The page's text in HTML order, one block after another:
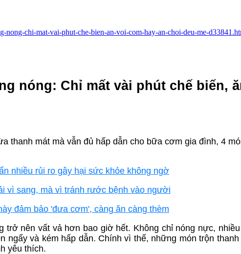
nong-chi-mat-vai-phut-che-bien-an-voi-com-hay-an-choi-deu-me-
nóng: Chỉ mất vài phút chế biến,
thanh mát mà vẫn đủ hấp dẫn cho bữa cơm gia đình, 4
nhiều rủi ro gây hại sức khỏe không ngờ
vì sang, mà vì tránh rước bệnh vào người
đảm bảo 'đưa cơm', càng ăn càng thèm
trở nên vất vả hơn bao giờ hết. Không chỉ nóng nực,
ngấy và kém hấp dẫn. Chính vì thế, những món trộn
yêu thích.